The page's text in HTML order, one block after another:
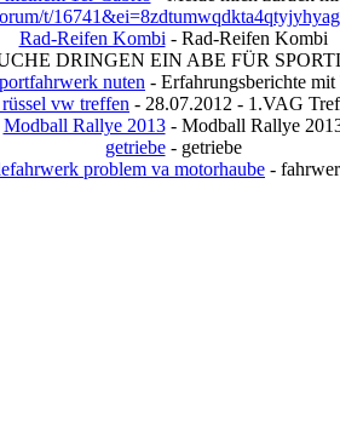
t/
Rad-Reifen Kombi - Rad-Reifen Kombi
DRINGEN EIN ABE FÜR
nuten - Erfahrungsberichte
vw treffen - 28.07.2012 - 1.VAG
Modball Rallye 2013- Modball Rallye
getriebe- getriebe
problem va motorhaube -